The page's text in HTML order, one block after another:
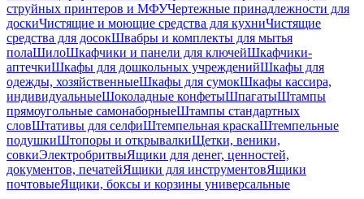
струйных принтеров и МФУЧертежные принадлежности для
доскиЧистящие и моющие средства для кухниЧистящие
средства для досокШвабры и комплекты для мытья
полаШилоШкафчики и панели для ключейШкафчики-
аптечкиШкафы для дошкольных учрежденийШкафы для
одежды, хозяйственныеШкафы для сумокШкафы кассира,
индивидуальныеШоколадные конфетыШпагатыШтампы
прямоугольные самонаборныеШтампы стандартных
словШтативы для селфиШтемпельная краскаШтемпельные
подушкиШтопоры и открывалкиЩетки, веники,
совкиЭлектробритвыЯщики для денег, ценностей,
документов, печатейЯщики для инструментовЯщики
почтовыеЯщики, боксы и корзины универсальные